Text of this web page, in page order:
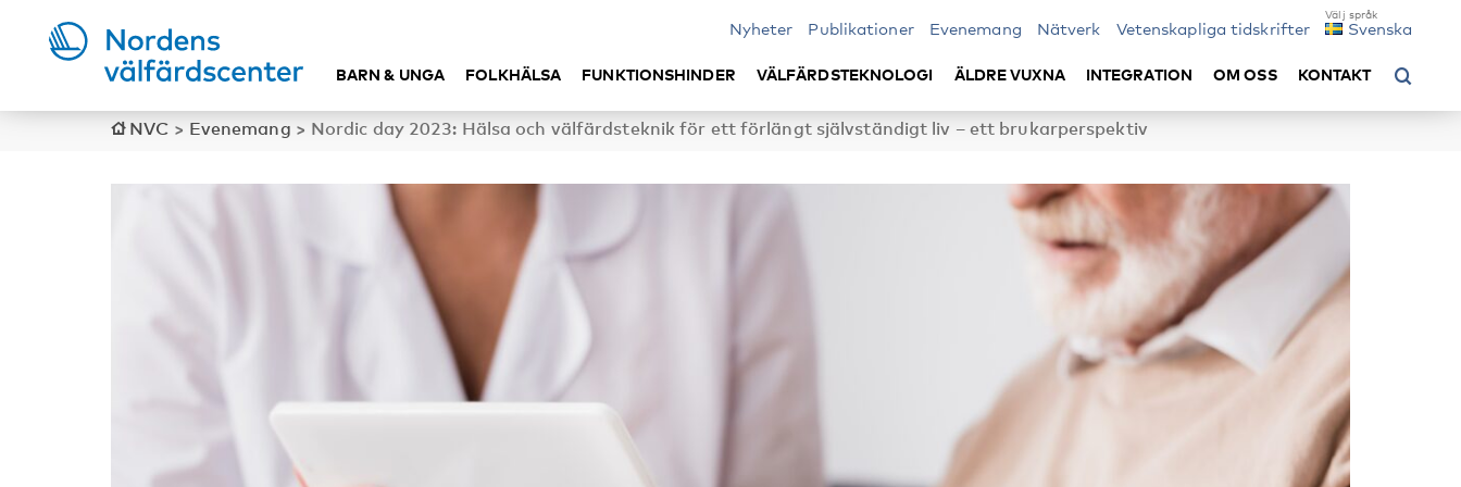
Nyheter Publikationer Evenemang Nätverk Vetenskapliga tidskrifter Svenska
BARN & UNGA FOLKHÄLSA FUNKTIONSHINDER VÄLFÄRDSTEKNOLOGI ÄLDRE VUXNA INTEGRATION OM OSS KONTAKT
NVC > Evenemang > Nordic day 2023: Hälsa och välfärdsteknik för ett förlängt självständigt liv – ett brukarperspektiv